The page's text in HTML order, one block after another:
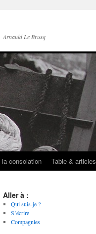
Arnauld Le Brusq
la consolation Table & articles
Aller à :
Qui suis-je ?
S’écrire
Compagnies